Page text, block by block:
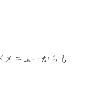
ニューからも